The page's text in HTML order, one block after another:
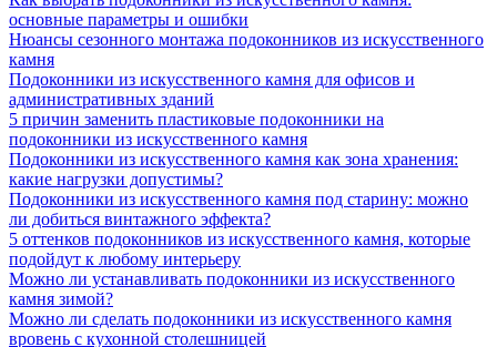
основные параметры и ошибки
Нюансы сезонного монтажа подоконников из искусственного
камня
Подоконники из искусственного камня для офисов и
административных зданий
5 причин заменить пластиковые подоконники на
подоконники из искусственного камня
Подоконники из искусственного камня как зона хранения:
какие нагрузки допустимы?
Подоконники из искусственного камня под старину: можно
ли добиться винтажного эффекта?
5 оттенков подоконников из искусственного камня, которые
подойдут к любому интерьеру
Можно ли устанавливать подоконники из искусственного
камня зимой?
Можно ли сделать подоконники из искусственного камня
вровень с кухонной столешницей